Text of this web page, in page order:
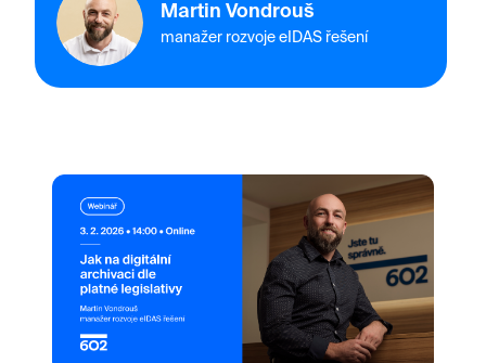
Martin Vondrouš
manažer rozvoje eIDAS řešení